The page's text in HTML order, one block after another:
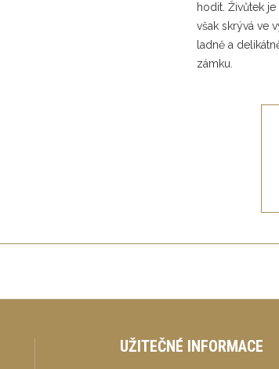
hodit. Živůtek
však skrývá ve
ladně a
zámku.
UŽITEČNÉ INFORMACE